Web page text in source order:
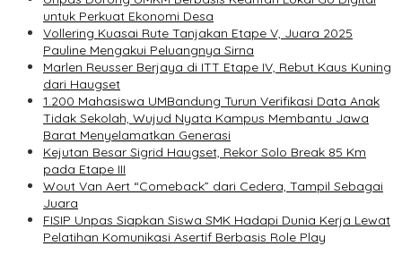
untuk Perkuat Ekonomi Desa
Vollering Kuasai Rute Tanjakan Etape V, Juara 2025
Pauline Mengakui Peluangnya Sirna
Marlen Reusser Berjaya di ITT Etape IV, Rebut Kaus Kuning
dari Haugset
1.200 Mahasiswa UMBandung Turun Verifikasi Data Anak
Tidak Sekolah, Wujud Nyata Kampus Membantu Jawa
Barat Menyelamatkan Generasi
Kejutan Besar Sigrid Haugset, Rekor Solo Break 85 Km
pada Etape III
Wout Van Aert “Comeback” dari Cedera, Tampil Sebagai
Juara
FISIP Unpas Siapkan Siswa SMK Hadapi Dunia Kerja Lewat
Pelatihan Komunikasi Asertif Berbasis Role Play